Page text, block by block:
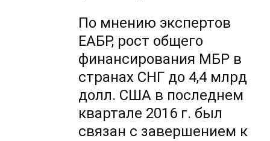
По мнению экспертов
ЕАБР, рост общего
финансирования МБР в
странах СНГ до 4,4 млрд
долл. США в последнем
квартале 2016 г. был
связан с завершением к